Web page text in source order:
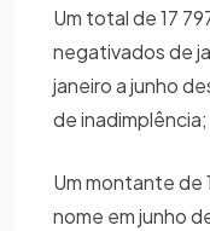
Um total de 17
negativados de
janeiro a junho
de inadimplência;
Um montante de
nome em junho